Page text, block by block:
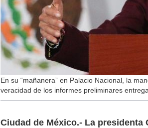
En su “mañanera” en Palacio Nacional, la
veracidad de los informes preliminares
Ciudad de México.- La presidenta